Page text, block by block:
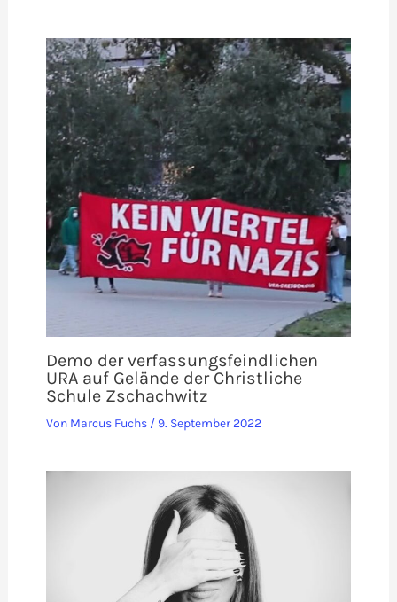
Demo der verfassungsfeindlichen
URA auf Gelände der Christliche
Schule Zschachwitz
Von Marcus Fuchs / 9. September 2022